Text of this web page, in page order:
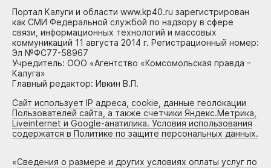
Портал Калуги и области www.kp40.ru зарегистрирован
как СМИ Федеральной службой по надзору в сфере
связи, информационных технологий и массовых
коммуникаций 11 августа 2014 г. Регистрационный номер:
Эл №ФС77-58967
Учредитель: ООО «Агентство «Комсомольская правда –
Калуга»
Главный редактор: Ивкин В.П.
Сайт использует IP адреса, cookie, данные геолокации
Пользователей сайта, а также счетчики Яндекс.Метрика,
Liveinternet и Google-анатилика. Условия использования
содержатся в Политике по защите персональных данных.
«Сведения о размере и других условиях оплаты услуг по